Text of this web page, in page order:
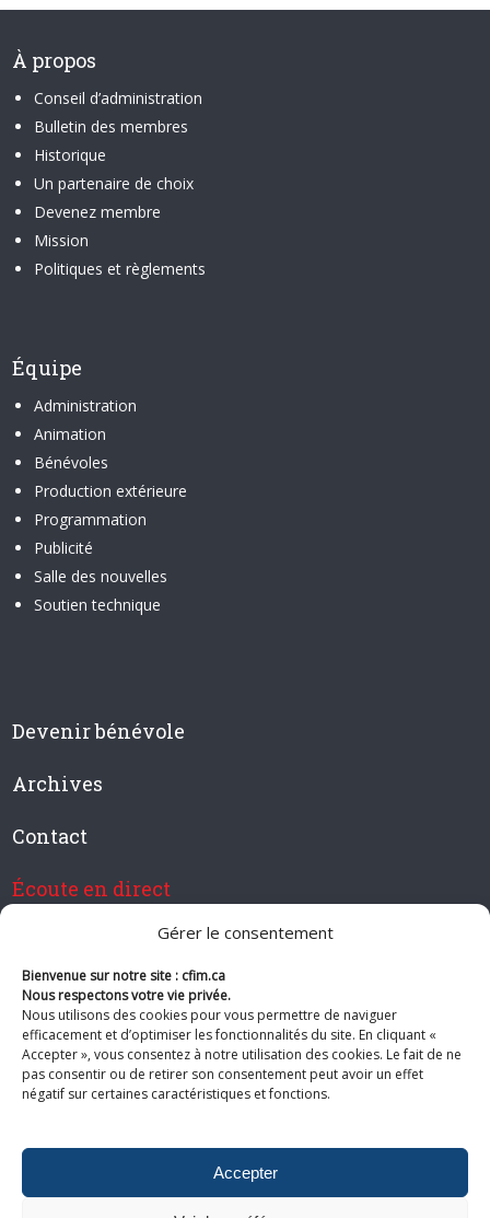
Gérer le consentement
Bienvenue sur notre site : cfim.ca
Nous respectons votre vie privée.
Nous utilisons des cookies pour vous permettre de naviguer
efficacement et d’optimiser les fonctionnalités du site. En cliquant «
Accepter », vous consentez à notre utilisation des cookies. Le fait de ne
pas consentir ou de retirer son consentement peut avoir un effet
négatif sur certaines caractéristiques et fonctions.
Accepter
À propos
Conseil d’administration
Bulletin des membres
Historique
Un partenaire de choix
Devenez membre
Mission
Politiques et règlements
Équipe
Administration
Animation
Bénévoles
Production extérieure
Programmation
Publicité
Salle des nouvelles
Soutien technique
Devenir bénévole
Archives
Contact
Écoute en direct
Devenir membre de CFIM
Suivez-nous